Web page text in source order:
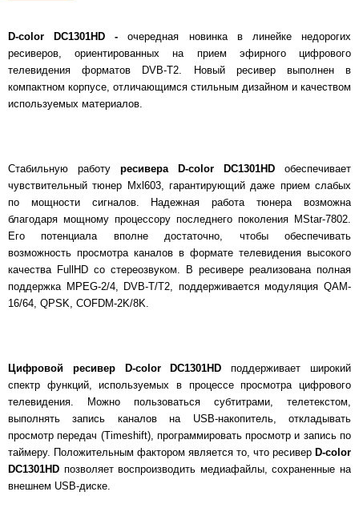
D-color DC1301HD - очередная новинка в линейке недорогих
ресиверов, ориентированных на прием эфирного цифрового
телевидения форматов DVB-T2. Новый ресивер выполнен в
компактном корпусе, отличающимся стильным дизайном и качеством
используемых материалов.
Стабильную работу ресивера D-color DC1301HD обеспечивает
чувствительный тюнер Mxl603, гарантирующий даже прием слабых
по мощности сигналов. Надежная работа тюнера возможна
благодаря мощному процессору последнего поколения MStar-7802.
Его потенциала вполне достаточно, чтобы обеспечивать
возможность просмотра каналов в формате телевидения высокого
качества FullHD со стереозвуком. В ресивере реализована полная
поддержка MPEG-2/4, DVB-T/T2, поддерживается модуляция QAM-
16/64, QPSK, COFDM-2K/8K.
Цифровой ресивер D-color DC1301HD поддерживает широкий
спектр функций, используемых в процессе просмотра цифрового
телевидения. Можно пользоваться субтитрами, телетекстом,
выполнять запись каналов на USB-накопитель, откладывать
просмотр передач (Timeshift), программировать просмотр и запись по
таймеру. Положительным фактором является то, что ресивер D-color
DC1301HD позволяет воспроизводить медиафайлы, сохраненные на
внешнем USB-диске.